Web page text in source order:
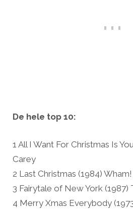
De hele top 10:
1 All I Want For Christmas Is
Carey
2 Last Christmas (1984) Wham!
3 Fairytale of New York (1987)
4 Merry Xmas Everybody